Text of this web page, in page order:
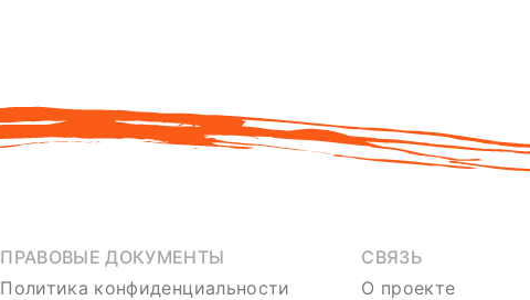
ПРАВОВЫЕ ДОКУМЕНТЫ
Политика конфиденциальности
СВЯЗЬ
О проекте